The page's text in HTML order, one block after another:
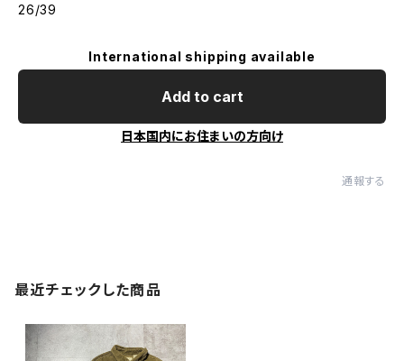
26/39
International shipping available
Add to cart
日本国内にお住まいの方向け
通報する
最近チェックした商品